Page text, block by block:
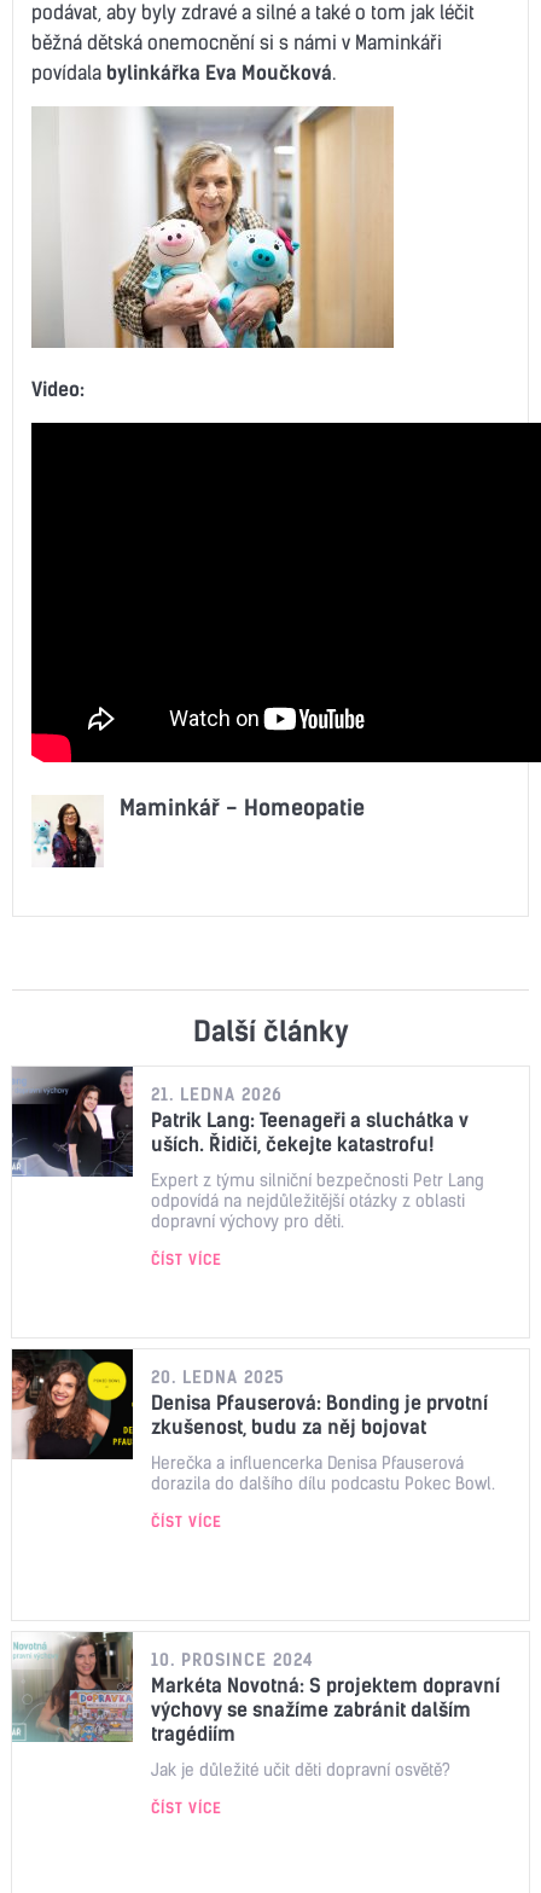
podávat, aby byly zdravé a silné a také o tom jak léčit
běžná dětská onemocnění si s námi v Maminkáři
povídala bylinkářka Eva Moučková.
Video:
Maminkář - Homeopatie
Další články
21. LEDNA 2026
Patrik Lang: Teenageři a sluchátka v
uších. Řidiči, čekejte katastrofu!
Expert z týmu silniční bezpečnosti Petr Lang
odpovídá na nejdůležitější otázky z oblasti
dopravní výchovy pro děti.
ČÍST VÍCE
20. LEDNA 2025
Denisa Pfauserová: Bonding je prvotní
zkušenost, budu za něj bojovat
Herečka a influencerka Denisa Pfauserová
dorazila do dalšího dílu podcastu Pokec Bowl.
ČÍST VÍCE
10. PROSINCE 2024
Markéta Novotná: S projektem dopravní
výchovy se snažíme zabránit dalším
tragédiím
Jak je důležité učit děti dopravní osvětě?
ČÍST VÍCE